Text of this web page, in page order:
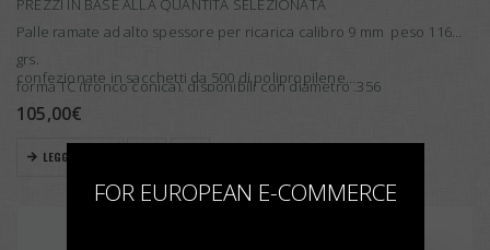
PREZZI IN BASE ALLA QUANTITÀ SELEZIONATA
Palle ramate ad alto spessore per ricarica calibro 9 mm peso 116
grs.
forma TC (tronco conica), disponibili con diametro .356
confezionate in sacchetti da 500 di polipropilene…
105,00€
LEGGI TUTTO
FOR EUROPEAN E-COMMERCE